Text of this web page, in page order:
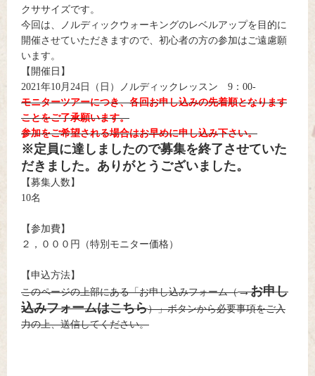
クササイズです。
今回は、ノルディックウォーキングのレベルアップを目的に
開催させていただきますので、初心者の方の参加はご遠慮願
います。
【開催日】
2021年10月24日（日）ノルディックレッスン 9：00-
モニターツアーにつき、各回お申し込みの先着順となります
ことをご了承願います。
参加をご希望される場合はお早めに申し込み下さい。
※定員に達しましたので募集を終了させていた
だきました。ありがとうございました。
【募集人数】
10名
【参加費】
２，０００円（特別モニター価格）
【申込方法】
このページの上部にある「お申し込みフォーム（→お申し
込みフォームはこちら）」ボタンから必要事項をご入
力の上、送信してください。